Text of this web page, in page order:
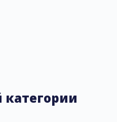
категории